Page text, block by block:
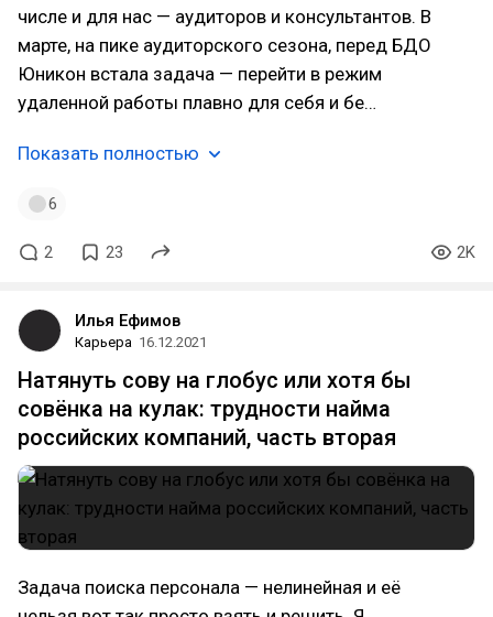
числе и для нас — аудиторов и консультантов. В
марте, на пике аудиторского сезона, перед БДО
Юникон встала задача — перейти в режим
удаленной работы плавно для себя и бе…
Показать полностью
6
2 23 2K
Илья Ефимов
Карьера 16.12.2021
Натянуть сову на глобус или хотя бы
совёнка на кулак: трудности найма
российских компаний, часть вторая
Задача поиска персонала — нелинейная и её